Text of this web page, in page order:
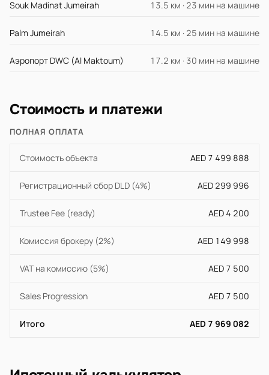
Souk Madinat Jumeirah 13.5 км · 23 мин на машине
Palm Jumeirah 14.5 км · 25 мин на машине
Аэропорт DWC (Al Maktoum) 17.2 км · 30 мин на машине
Стоимость и платежи
ПОЛНАЯ ОПЛАТА
Стоимость объекта AED 7 499 888
Регистрационный сбор DLD (4%) AED 299 996
Trustee Fee (ready) AED 4 200
Комиссия брокеру (2%) AED 149 998
VAT на комиссию (5%) AED 7 500
Sales Progression AED 7 500
Итого AED 7 969 082